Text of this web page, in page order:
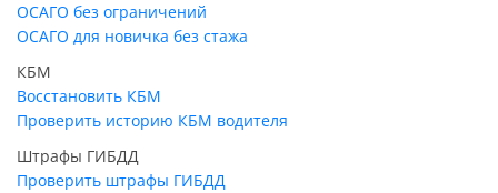
ОСАГО без ограничений
ОСАГО для новичка без стажа
КБМ
Восстановить КБМ
Проверить историю КБМ водителя
Штрафы ГИБДД
Проверить штрафы ГИБДД